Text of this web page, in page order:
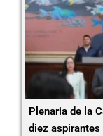
Plenaria de la
diez aspirantes